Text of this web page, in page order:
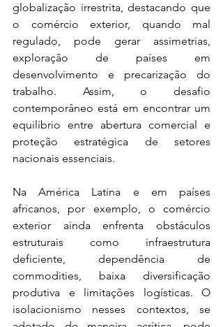
globalização irrestrita, destacando que
o comércio exterior, quando mal
regulado, pode gerar assimetrias,
exploração de países em
desenvolvimento e precarização do
trabalho. Assim, o desafio
contemporâneo está em encontrar um
equilíbrio entre abertura comercial e
proteção estratégica de setores
nacionais essenciais.
Na América Latina e em países
africanos, por exemplo, o comércio
exterior ainda enfrenta obstáculos
estruturais como infraestrutura
deficiente, dependência de
commodities, baixa diversificação
produtiva e limitações logísticas. O
isolacionismo nesses contextos, se